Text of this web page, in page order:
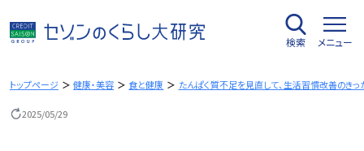
容
を
キ
検索 メニュー
トップページ 健康・美容 食と健康 たんぱく質不足を見直して、生活習慣改善のきっ
2025/05/29